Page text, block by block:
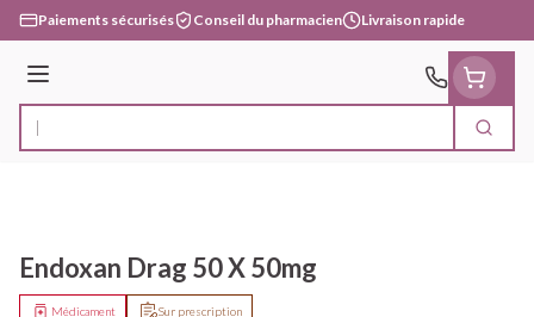
Aller au contenu
Paiements sécurisés Conseil du pharmacien Livraison rapide
Menu
Rechercher
Endoxan Drag 50 X 50mg
Sur prescription
Médicament